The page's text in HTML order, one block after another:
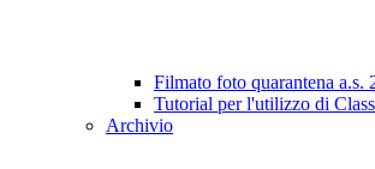
Filmato foto quarantena a.s.
Tutorial per l'utilizzo di
Archivio